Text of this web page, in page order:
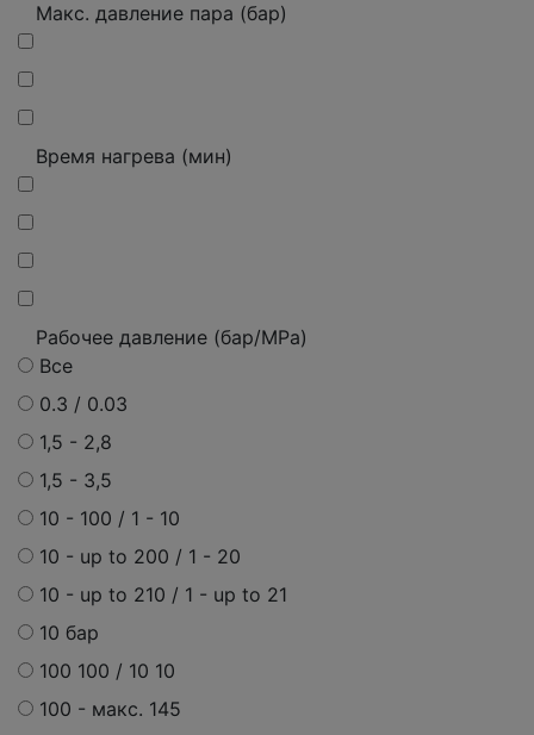
Макс. давление пара (бар)
Время нагрева (мин)
Рабочее давление (бар/MPa)
Все
0.3 / 0.03
1,5 - 2,8
1,5 - 3,5
10 - 100 / 1 - 10
10 - up to 200 / 1 - 20
10 - up to 210 / 1 - up to 21
10 бар
100 100 / 10 10
100 - макс. 145